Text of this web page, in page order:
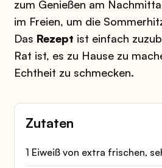
Zutaten
1 Eiweiß von extra frischen,
zum Genießen am
im Freien, um die
Das Rezept ist einfach
Rat ist, es zu Hause zu
Echtheit zu schmecken.